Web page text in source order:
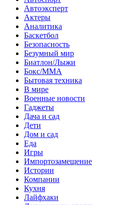
Автоэксперт
Актеры
Аналитика
Баскетбол
Безопасность
Безумный мир
Биатлон/Лыжи
Бокс/MMA
Бытовая техника
В мире
Военные новости
Гаджеты
Дача и сад
Дети
Дом и сад
Еда
Игры
Импортозамещение
Истории
Компании
Кухня
Лайфхаки